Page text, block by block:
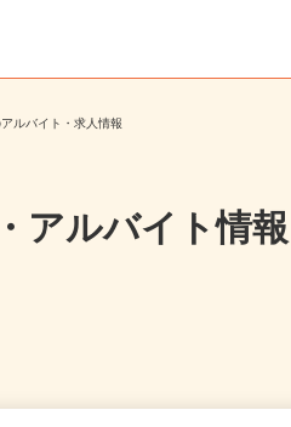
ルバイト・求人情報
アルバイト情報